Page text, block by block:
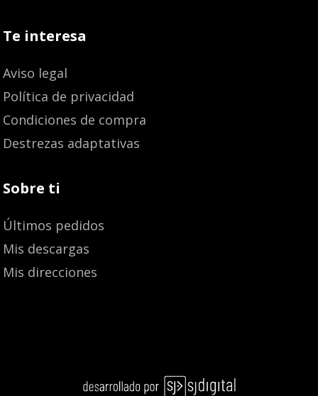
Te interesa
Aviso legal
Política de privacidad
Condiciones de compra
Destrezas adaptativas
Sobre ti
Últimos pedidos
Mis descargas
Mis direcciones